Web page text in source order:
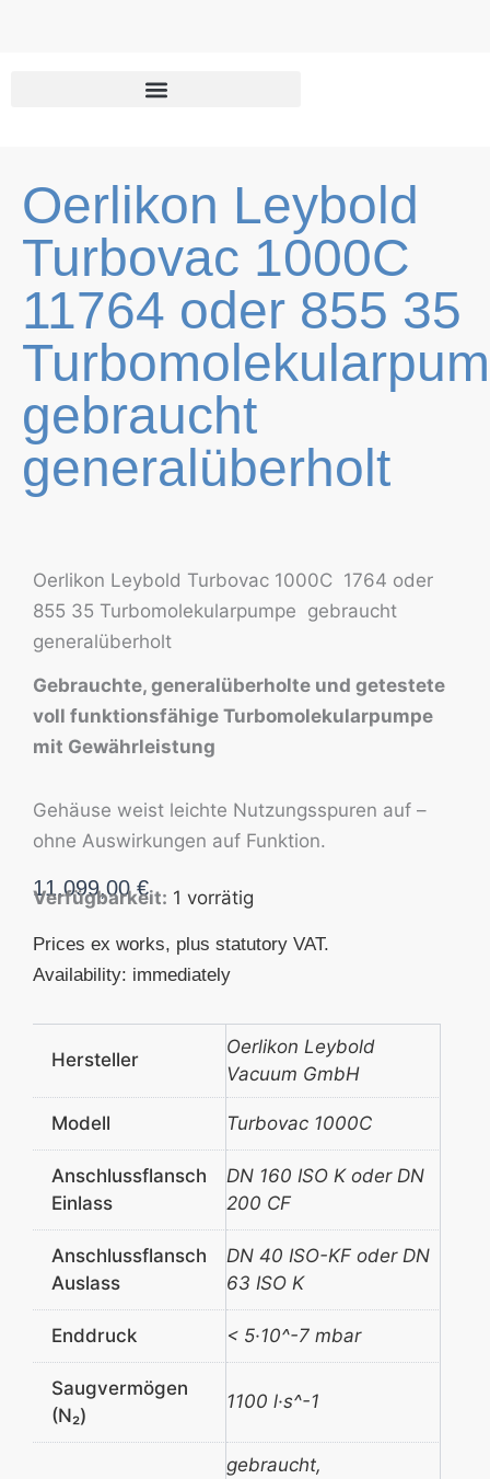
Oerlikon Leybold
Turbovac 1000C
11764 oder 855 35
gebraucht
generalüberholt
Oerlikon Leybold Turbovac 1000C 1764 oder
855 35 Turbomolekularpumpe gebraucht
generalüberholt
Gebrauchte, generalüberholte und getestete
voll funktionsfähige Turbomolekularpumpe
mit Gewährleistung
Gehäuse weist leichte Nutzungsspuren auf –
ohne Auswirkungen auf Funktion.
11.099,00€
Verfügbarkeit: 1 vorrätig
Prices ex works, plus statutory VAT.
Availability: immediately
Hersteller
Oerlikon Leybold
Vacuum GmbH
Modell Turbovac 1000C
Anschlussflansch
Einlass
DN 160 ISO K oder DN
200 CF
Anschlussflansch
Auslass
DN 40 ISO-KF oder DN
63 ISO K
Enddruck < 5·10^-7 mbar
Saugvermögen
(N₂)
1100 l·s^-1
gebraucht,